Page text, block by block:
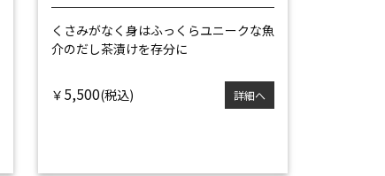
くさみがなく身はふっくらユニークな魚
介のだし茶漬けを存分に
￥ 5,500 詳細へ